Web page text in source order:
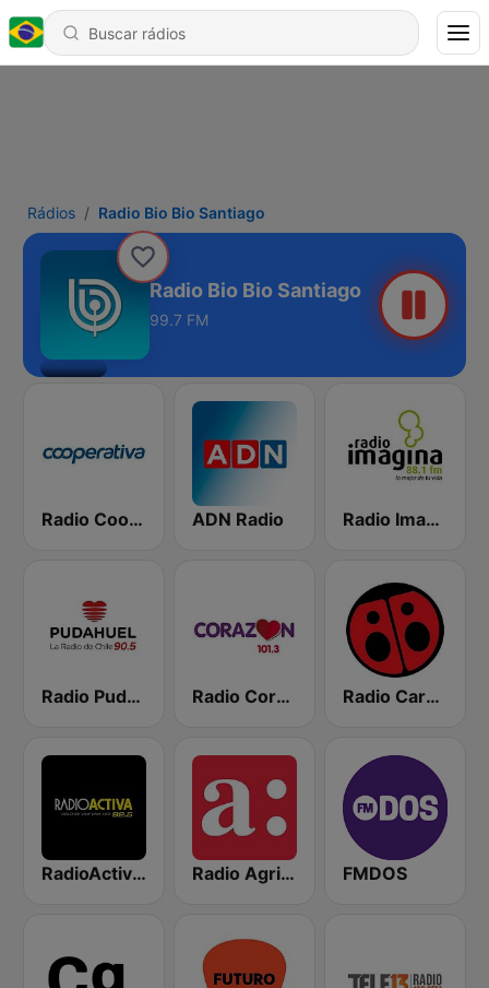
Rádios Radio Bio Bio Santiago
Radio Bio Bio Santiago
99.7 FM
Radio Cooperativa ADN Radio Radio Imagina
Radio Pudahuel Radio Corazón FM Radio Carolina
RadioActiva 92.5 Radio Agricultura FMDOS